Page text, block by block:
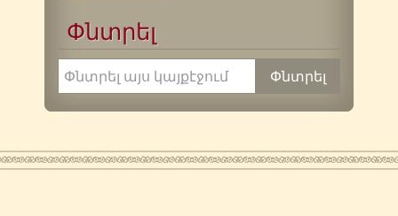
Փնտրել